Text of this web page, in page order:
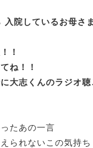
入院しているお母さ
！
ね！！
大志くんのラジオ聴
たあの一言
られないこの気持ち